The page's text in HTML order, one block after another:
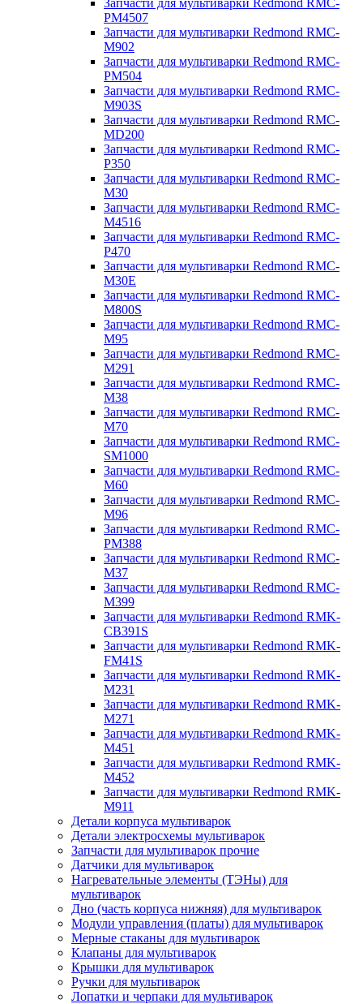
Запчасти для мультиварки Redmond RMC-
PM4507
Запчасти для мультиварки Redmond RMC-
M902
Запчасти для мультиварки Redmond RMC-
PM504
Запчасти для мультиварки Redmond RMC-
M903S
Запчасти для мультиварки Redmond RMC-
MD200
Запчасти для мультиварки Redmond RMC-
P350
Запчасти для мультиварки Redmond RMC-
M30
Запчасти для мультиварки Redmond RMC-
M4516
Запчасти для мультиварки Redmond RMC-
P470
Запчасти для мультиварки Redmond RMC-
M30E
Запчасти для мультиварки Redmond RMC-
M800S
Запчасти для мультиварки Redmond RMC-
M95
Запчасти для мультиварки Redmond RMC-
M291
Запчасти для мультиварки Redmond RMC-
M38
Запчасти для мультиварки Redmond RMC-
M70
Запчасти для мультиварки Redmond RMC-
SM1000
Запчасти для мультиварки Redmond RMC-
M60
Запчасти для мультиварки Redmond RMC-
M96
Запчасти для мультиварки Redmond RMC-
PM388
Запчасти для мультиварки Redmond RMC-
M37
Запчасти для мультиварки Redmond RMC-
M399
Запчасти для мультиварки Redmond RMK-
CB391S
Запчасти для мультиварки Redmond RMK-
FM41S
Запчасти для мультиварки Redmond RMK-
M231
Запчасти для мультиварки Redmond RMK-
M271
Запчасти для мультиварки Redmond RMK-
M451
Запчасти для мультиварки Redmond RMK-
M452
Запчасти для мультиварки Redmond RMK-
M911
Детали корпуса мультиварок
Детали электросхемы мультиварок
Запчасти для мультиварок прочие
Датчики для мультиварок
Нагревательные элементы (ТЭНы) для
мультиварок
Дно (часть корпуса нижняя) для мультиварок
Модули управления (платы) для мультиварок
Мерные стаканы для мультиварок
Клапаны для мультиварок
Крышки для мультиварок
Ручки для мультиварок
Лопатки и черпаки для мультиварок